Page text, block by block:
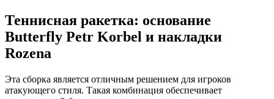
Теннисная ракетка: основание
Butterfly Petr Korbel и накладки
Rozena
Эта сборка является отличным решением для игроков
атакующего стиля. Такая комбинация обеспечивает